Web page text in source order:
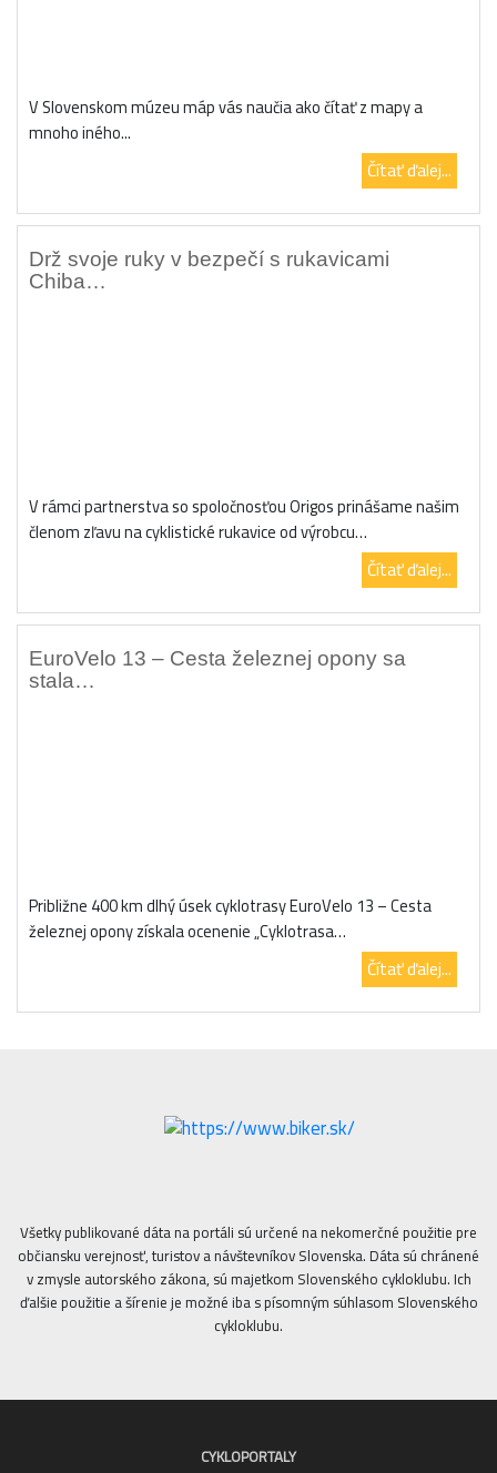
V Slovenskom múzeu máp vás naučia ako čítať z mapy a
mnoho iného...
Čítať ďalej...
Drž svoje ruky v bezpečí s rukavicami
Chiba…
V rámci partnerstva so spoločnosťou Origos prinášame našim
členom zľavu na cyklistické rukavice od výrobcu…
Čítať ďalej...
EuroVelo 13 – Cesta železnej opony sa
stala…
Približne 400 km dlhý úsek cyklotrasy EuroVelo 13 – Cesta
železnej opony získala ocenenie „Cyklotrasa…
Čítať ďalej...
Všetky publikované dáta na portáli sú určené na nekomerčné použitie pre
občiansku verejnosť, turistov a návštevníkov Slovenska. Dáta sú chránené
v zmysle autorského zákona, sú majetkom Slovenského cykloklubu. Ich
ďalšie použitie a šírenie je možné iba s písomným súhlasom Slovenského
cykloklubu.
CYKLOPORTALY